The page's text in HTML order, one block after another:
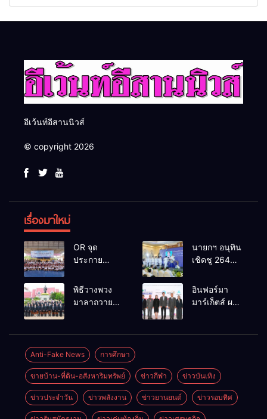
อีเว้นท์อีสานนิวส์
© copyright 2026
เรื่องมาใหม่
OR จุด
ประกาย
เยาวชน ผ่าน
นายกฯ อนุทิน
เชิดชู 264
บ้านยอดเยี่ยม
มอบแหนบ
เกียรติยศแห่ง
พิธีวางพวง
มาลาถวาย
2569 และ
การแข่งขัน
ฟุตบอลวันรพี
เพื่อเชื่อม
ความสัมพันธ์
อันดีของ
อินฟอร์มา
มาร์เก็ตส์ ผนึก
Thailand
2026 เชื่อม 4
งานใหญ่
สร้างโอกาส
Anti-Fake News การศึกษา
ขายบ้าน-ที่ดิน-อสังหาริมทรัพย์ ข่าวกีฬา ข่าวบันเทิง
ข่าวประจำวัน ข่าวพลังงาน ข่าวยานยนต์ ข่าวรอบทิศ